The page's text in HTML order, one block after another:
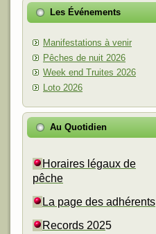
Les Événements
Manifestations à venir
Pêches de nuit 2026
Week end Truites 2026
Loto 2026
Au Quotidien
Horaires légaux de
pêche
La page des adhérents
Records 2025